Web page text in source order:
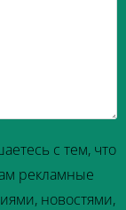
с тем, что
рекламные
новостями,